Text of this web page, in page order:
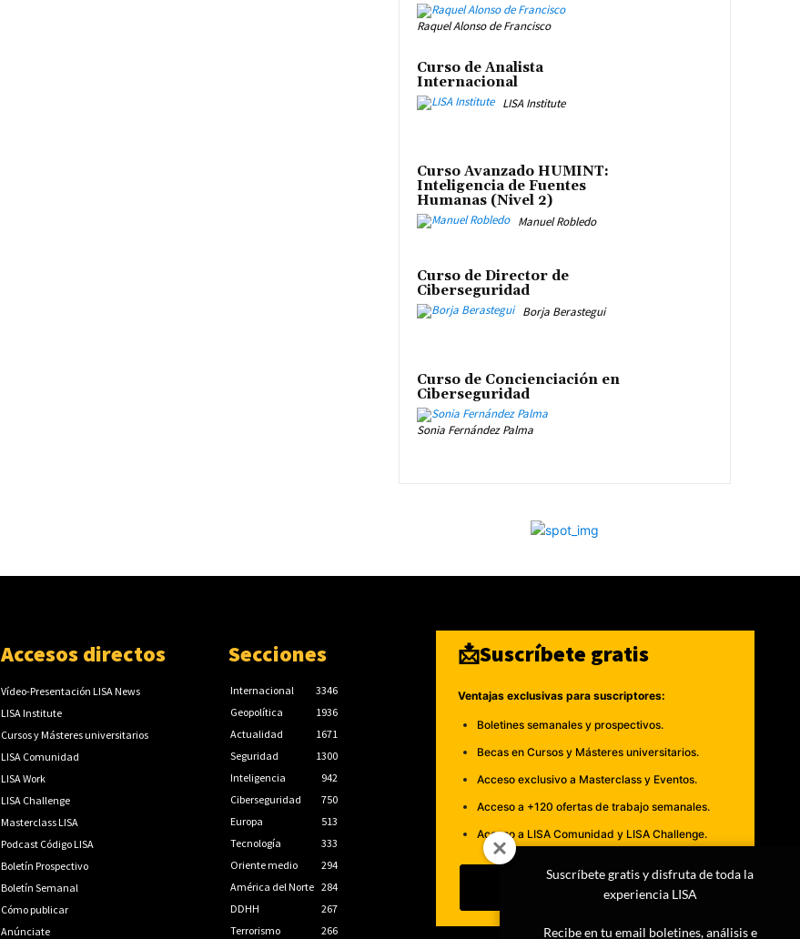
Raquel Alonso de Francisco
Curso de Analista
Internacional
LISA Institute
Curso Avanzado HUMINT:
Inteligencia de Fuentes
Humanas (Nivel 2)
Manuel Robledo
Curso de Director de
Ciberseguridad
Borja Berastegui
Curso de Concienciación en
Ciberseguridad
Sonia Fernández Palma
Accesos directos
Vídeo-Presentación LISA News
LISA Institute
Cursos y Másteres universitarios
LISA Comunidad
LISA Work
LISA Challenge
Masterclass LISA
Podcast Código LISA
Boletín Prospectivo
Boletín Semanal
Cómo publicar
Anúnciate
Secciones
Internacional
3346
Geopolítica
1936
Actualidad
1671
Seguridad
1300
Inteligencia
942
Ciberseguridad
750
Europa
513
Tecnología
333
Oriente medio
294
América del Norte 284
DDHH
267
Terrorismo
266
📩Suscríbete gratis
Ventajas exclusivas para suscriptores:
Boletines semanales y prospectivos.
Becas en Cursos y Másteres universitarios.
Acceso exclusivo a Masterclass y Eventos.
Acceso a +120 ofertas de trabajo semanales.
Acceso a LISA Comunidad y LISA Challenge.
Suscribirme
Suscríbete gratis y disfruta de toda la
experiencia LISA
Recibe en tu email boletines, análisis e